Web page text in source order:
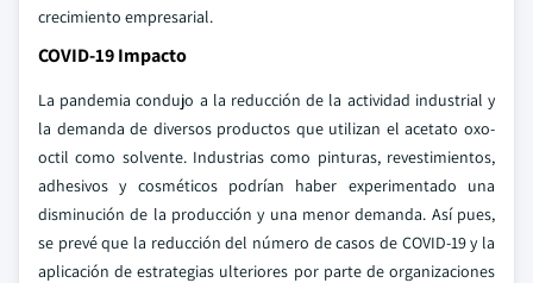
crecimiento empresarial.
COVID-19 Impacto
La pandemia condujo a la reducción de la actividad industrial y
la demanda de diversos productos que utilizan el acetato oxo-
octil como solvente. Industrias como pinturas, revestimientos,
adhesivos y cosméticos podrían haber experimentado una
disminución de la producción y una menor demanda. Así pues,
se prevé que la reducción del número de casos de COVID-19 y la
aplicación de estrategias ulteriores por parte de organizaciones